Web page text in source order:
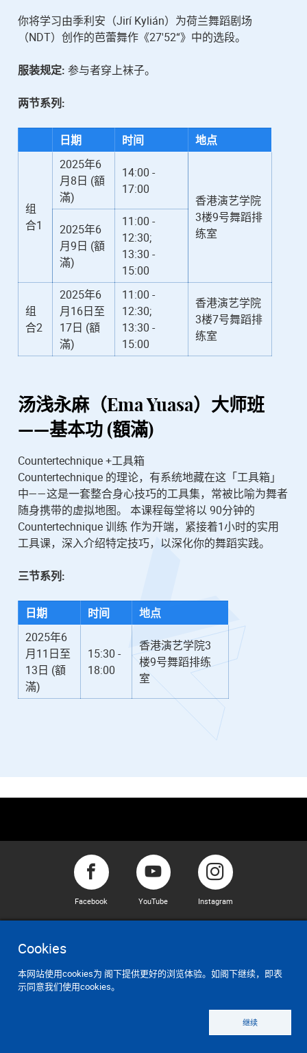
Cookies
本网站使用cookies为 阁下提供更好的浏览体验。如阁下继续，即表
示同意我们使用cookies。
继续
你将学习由季利安（Jirí Kylián）为荷兰舞蹈剧场
（NDT）创作的芭蕾舞作《27'52“》中的选段。
服装规定: 参与者穿上袜子。
两节系列:
日期 时间 地点
组
合1
2025年6
月8日 (額
滿)
14:00 -
17:00
香港演艺学院
3楼9号舞蹈排
练室
2025年6
月9日 (額
滿)
11:00 -
12:30;
13:30 -
15:00
组
合2
2025年6
月16日至
17日 (額
滿)
11:00 -
12:30;
13:30 -
15:00
香港演艺学院
3楼7号舞蹈排
练室
汤浅永麻（Ema Yuasa） 大师班
——基本功 (額滿)
Countertechnique +工具箱
Countertechnique 的理论，有系统地藏在这「工具箱」
中——这是一套整合身心技巧的工具集，常被比喻为舞者
随身携带的虚拟地图。 本课程每堂将以 90分钟的
Countertechnique 训练 作为开端，紧接着1小时的实用
工具课，深入介绍特定技巧，以深化你的舞蹈实践。
三节系列:
日期 时间
地点
2025年6
月11日至
13日 (額
滿)
15:30 -
18:00
香港演艺学院3
楼9号舞蹈排练
室
Facebook YouTube Instagram
Twitter WeChat LinkedIn